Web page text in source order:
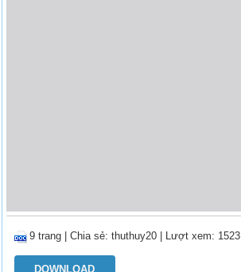
9 trang |Chia sẻ:thuthuy20 | Lượt xem: 1523
DOWNLOAD